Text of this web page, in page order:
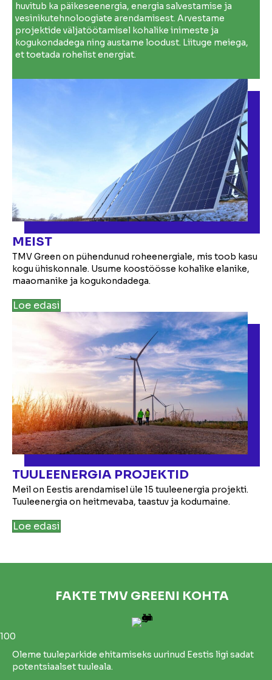
huvitub ka päikeseenergia, energia salvestamise ja
vesinikutehnoloogiate arendamisest. Arvestame
projektide väljatöötamisel kohalike inimeste ja
kogukondadega ning austame loodust. Liituge meiega,
et toetada rohelist energiat.
MEIST
TMV Green on pühendunud roheenergiale, mis toob kasu
kogu ühiskonnale. Usume koostöösse kohalike elanike,
maaomanike ja kogukondadega.
Loe edasi
TUULEENERGIA PROJEKTID
Meil on Eestis arendamisel üle 15 tuuleenergia projekti.
Tuuleenergia on heitmevaba, taastuv ja kodumaine.
Loe edasi
FAKTE TMV GREENI KOHTA
100
Oleme tuuleparkide ehitamiseks uurinud Eestis ligi sadat
potentsiaalset tuuleala.